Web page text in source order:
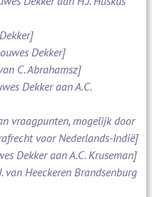
Dekker]
C. Abrahamsz]
Dekker aan A.C.
vraagpunten, mogelijk door
voor Nederlands-Indië]
Dekker aan A.C. Kruseman]
Heeckeren Brandsenburg